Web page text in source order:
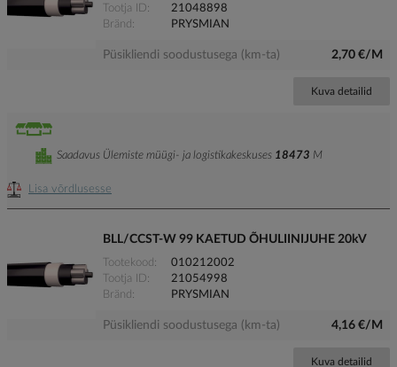
Tootja ID
21048898
Bränd
PRYSMIAN
Püsikliendi soodustusega (km-ta) 2,70 €/M
Kuva detailid
Lisa võrdlusesse
Saadavus Ülemiste müügi- ja logistikakeskuses 18473 M
BLL/CCST-W 99 KAETUD ÕHULIINIJUHE 20kV
Tootekood
010212002
Tootja ID
21054998
Bränd
PRYSMIAN
Püsikliendi soodustusega (km-ta) 4,16 €/M
Kuva detailid